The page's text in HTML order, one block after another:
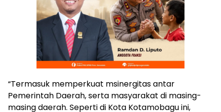
“Termasuk memperkuat msinergitas antar
Pemerintah Daerah, serta masyarakat di masing-
masing daerah. Seperti di Kota Kotamobagu ini,